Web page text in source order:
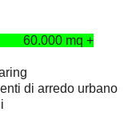
mq +
di arredo urbano